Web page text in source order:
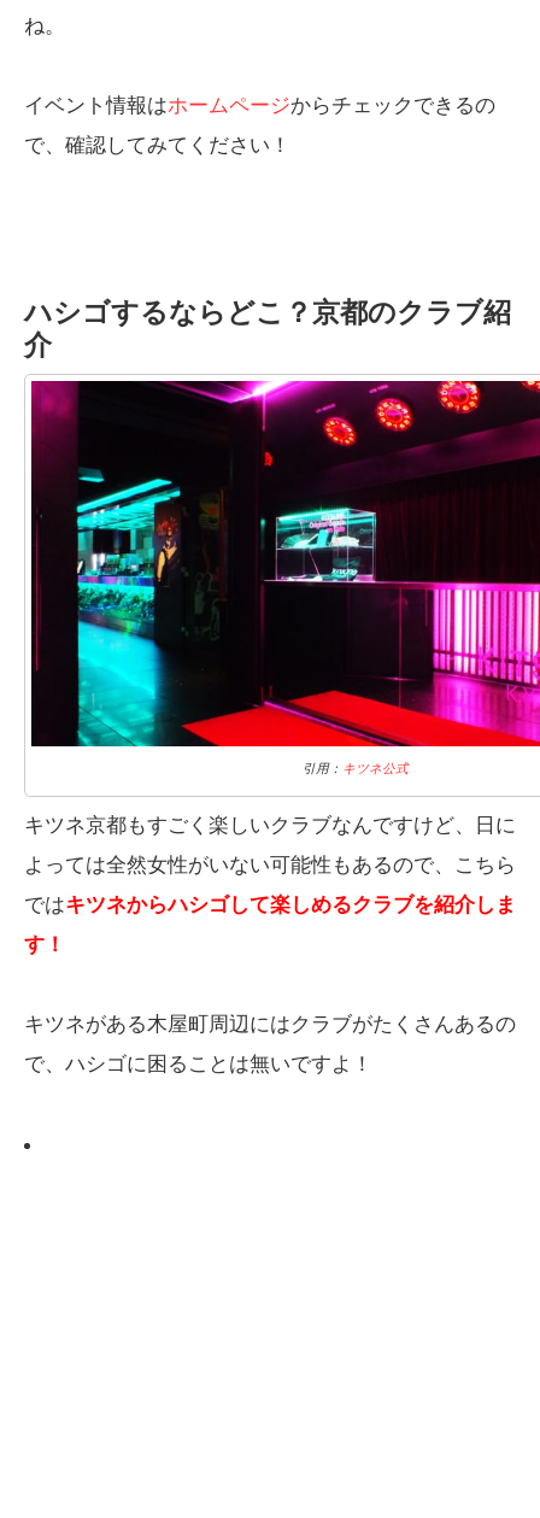
ね。
イベント情報はホームページからチェックできるの
で、確認してみてください！
ハシゴするならどこ？京都のクラブ紹
介
引用： キツネ公式
キツネ京都もすごく楽しいクラブなんですけど、日に
よっては全然女性がいない可能性もあるので、こちら
ではキツネからハシゴして楽しめるクラブを紹介しま
す！
キツネがある木屋町周辺にはクラブがたくさんあるの
で、ハシゴに困ることは無いですよ！